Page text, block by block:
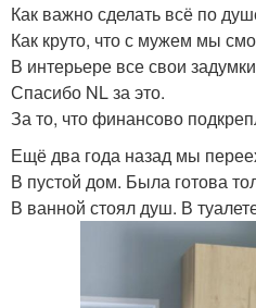
Как важно сделать всё по
Как круто, что с мужем мы
В интерьере все свои
Спасибо NL за это.
За то, что финансово
Ещё два года назад мы
В пустой дом. Была готова
В ванной стоял душ. В